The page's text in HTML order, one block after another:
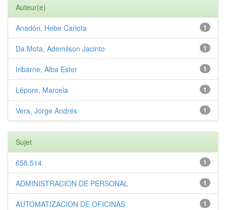
Auteur(e)
1
Anadón, Hebe Carlota
1
Da Mota, Ademilson Jacinto
1
Iribarne, Alba Ester
1
Lépore, Marcela
1
Vera, Jorge Andrés
Sujet
1
658.514
1
ADMINISTRACION DE PERSONAL
1
AUTOMATIZACION DE OFICINAS